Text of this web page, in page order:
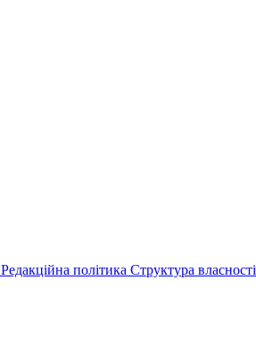
Редакційна політика Структура власності